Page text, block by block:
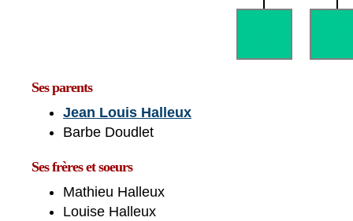
Ses parents
Jean Louis Halleux
Barbe Doudlet
Ses frères et soeurs
Mathieu Halleux
Louise Halleux